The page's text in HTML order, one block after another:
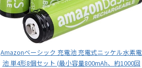
Amazonベーシック 充電池 充電式ニッケル水素電
池 単4形8個セット (最小容量800mAh、約1000回